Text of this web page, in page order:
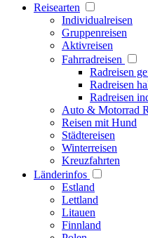
Reisearten
Individualreisen
Gruppenreisen
Aktivreisen
Fahrradreisen
Radreisen
Radreisen
Radreisen
Auto & Motorrad
Reisen mit Hund
Städtereisen
Winterreisen
Kreuzfahrten
Länderinfos
Estland
Lettland
Litauen
Finnland